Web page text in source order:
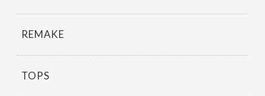
REMAKE
TOPS